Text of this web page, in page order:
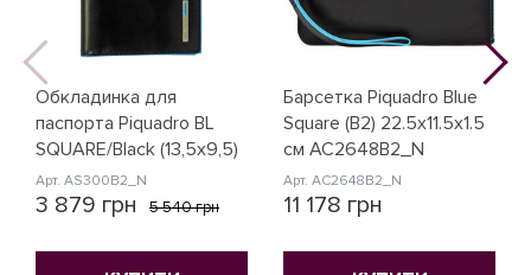
Обкладинка для
паспорта Piquadro BL
SQUARE/Black (13,5x9,5)
Арт. AS300B2_N
3 879 грн 5 540 грн
Барсетка Piquadro Blue
Square (B2) 22.5x11.5x1.5
см AC2648B2_N
Арт. AC2648B2_N
11 178 грн